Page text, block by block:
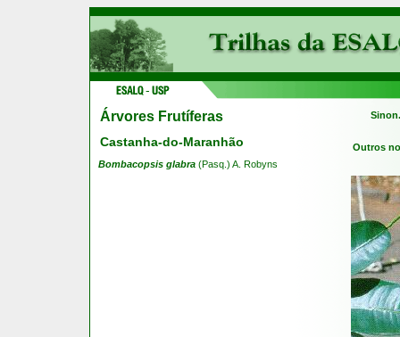
Árvores Frutíferas
Castanha-do-Maranhão
Bombacopsis glabra (Pasq.) A. Robyns
Outros